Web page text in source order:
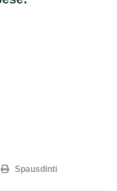
Spausdinti